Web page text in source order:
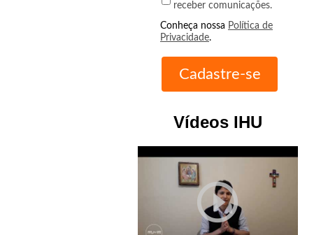
receber comunicações.
Conheça nossa Política de
Privacidade.
Vídeos IHU
play_circle_outline